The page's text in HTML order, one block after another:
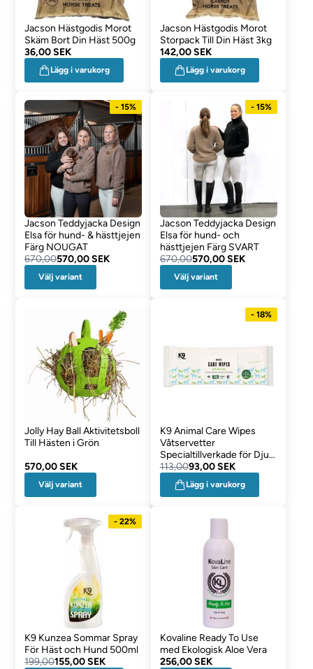
Jacson Hästgodis Morot
Skäm Bort Din Häst 500g
36,00 SEK
Lägg i varukorg
Jacson Hästgodis Morot
Storpack Till Din Häst 3kg
142,00 SEK
Lägg i varukorg
- 15%
Jacson Teddyjacka Design
Elsa för hund- & hästtjejen
Färg NOUGAT
670,00570,00 SEK
Välj variant
- 15%
Jacson Teddyjacka Design
Elsa för hund- och
hästtjejen Färg SVART
670,00570,00 SEK
Välj variant
Jolly Hay Ball Aktivitetsboll
Till Hästen i Grön
570,00 SEK
Välj variant
- 18%
K9 Animal Care Wipes
Våtservetter
Specialtillverkade för Djur
72 Stk
113,0093,00 SEK
Lägg i varukorg
- 22%
K9 Kunzea Sommar Spray
För Häst och Hund 500ml
199,00155,00 SEK
Kovaline Ready To Use
med Ekologisk Aloe Vera
256,00 SEK